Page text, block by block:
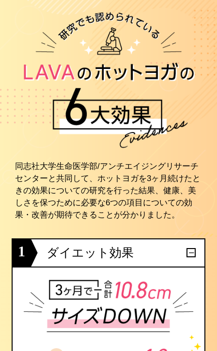
同志社大学生命医学部/アンチエイジングリサーチ
センターと共同して、ホットヨガを3ヶ月続けたと
きの効果についての研究を行った結果、健康、美
しさを保つために必要な6つの項目についての効
果・改善が期待できることが分かりました。
1 ダイエット効果